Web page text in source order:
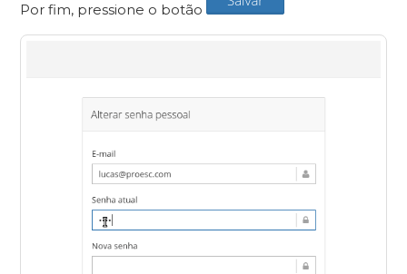
Por fim, pressione o botão